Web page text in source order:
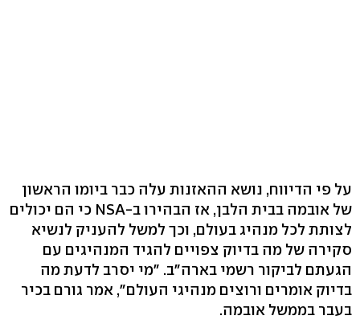
על פי הדיווח, נושא ההאזנות עלה כבר ביומו הראשון
של אובמה בבית הלבן, אז הבהירו ב-NSA כי הם יכולים
לצותת לכל מנהיג בעולם, וכך למשל להעניק לנשיא
סקירה של מה בדיוק צפויים להגיד המנהיגים עם
הגעתם לביקור רשמי בארה"ב. "מי יסרב לדעת מה
בדיוק אומרים ורוצים מנהיגי העולם", אמר גורם בכיר
בעבר בממשל אובמה.